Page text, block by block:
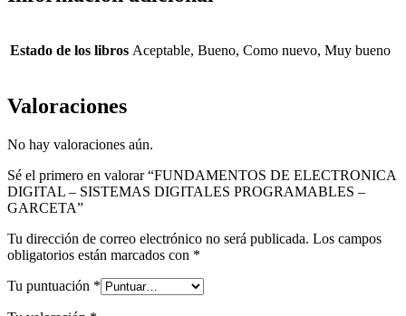
Estado de los libros Aceptable, Bueno, Como nuevo, Muy bueno
Valoraciones
No hay valoraciones aún.
Sé el primero en valorar “FUNDAMENTOS DE ELECTRONICA
DIGITAL – SISTEMAS DIGITALES PROGRAMABLES –
GARCETA”
Tu dirección de correo electrónico no será publicada. Los campos
obligatorios están marcados con *
Tu puntuación *